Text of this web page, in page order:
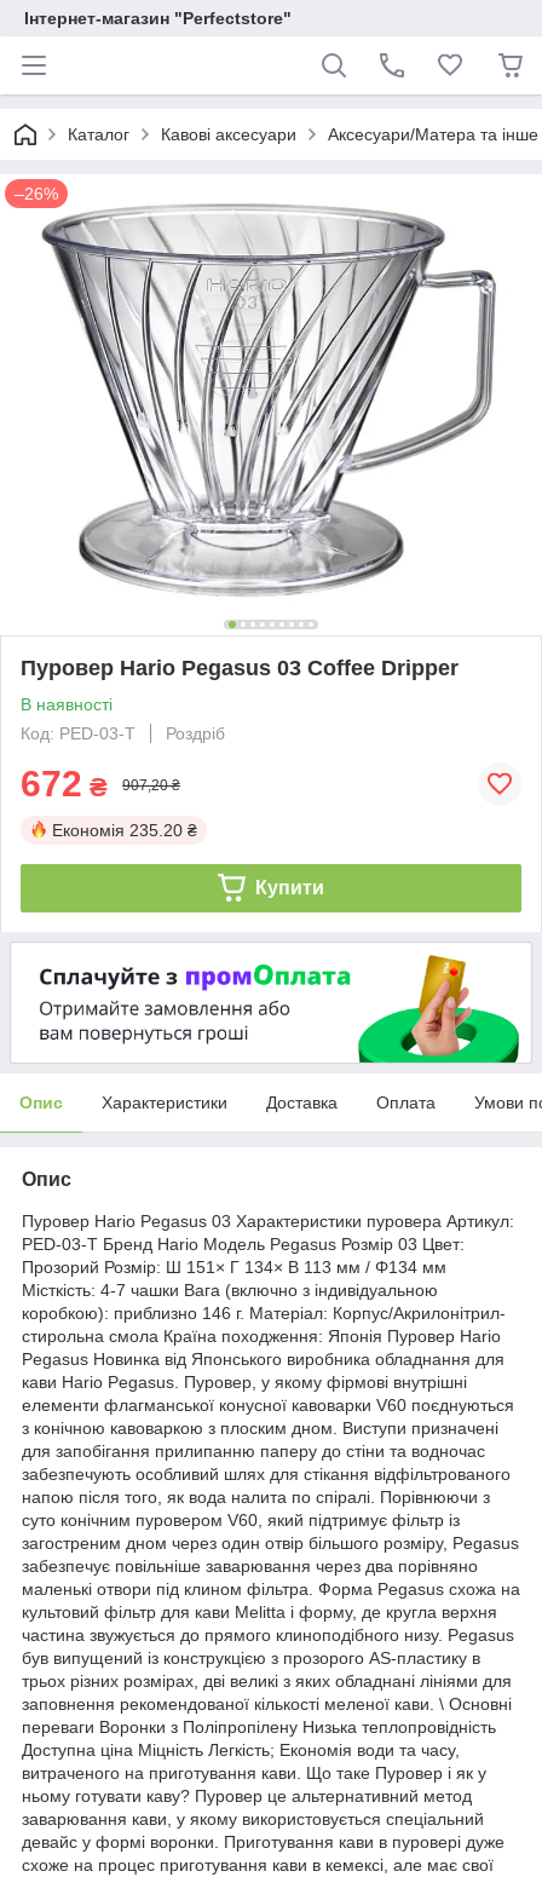
Інтернет-магазин "Perfectstore"
Каталог Кавові аксесуари Аксесуари/Матера та інше
–26%
Пуровер Hario Pegasus 03 Coffee Dripper
В наявності
Код: PED-03-T
Роздріб
672 ₴ 907,20 ₴
Економія 235.20 ₴
Купити
Опис Характеристики Доставка Оплата Умови
Опис
Пуровер Hario Pegasus 03 Характеристики пуровера Артикул:
PED-03-T Бренд Hario Модель Pegasus Розмір 03 Цвет:
Прозорий Розмір: Ш 151× Г 134× В 113 мм / Φ134 мм
Місткість: 4-7 чашки Вага (включно з індивідуальною
коробкою): приблизно 146 г. Матеріал: Корпус/Акрилонітрил-
стирольна смола Країна походження: Японія Пуровер Hario
Pegasus Новинка від Японського виробника обладнання для
кави Hario Pegasus. Пуровер, у якому фірмові внутрішні
елементи флагманської конусної кавоварки V60 поєднуються
з конічною кавоваркою з плоским дном. Виступи призначені
для запобігання прилипанню паперу до стіни та водночас
забезпечують особливий шлях для стікання відфільтрованого
напою після того, як вода налита по спіралі. Порівнюючи з
суто конічним пуровером V60, який підтримує фільтр із
загостреним дном через один отвір більшого розміру, Pegasus
забезпечує повільніше заварювання через два порівняно
маленькі отвори під клином фільтра. Форма Pegasus схожа на
культовий фільтр для кави Melitta і форму, де кругла верхня
частина звужується до прямого клиноподібного низу. Pegasus
був випущений із конструкцією з прозорого AS-пластику в
трьох різних розмірах, дві великі з яких обладнані лініями для
заповнення рекомендованої кількості меленої кави. \ Основні
переваги Воронки з Поліпропілену Низька теплопровідність
Доступна ціна Міцність Легкість; Економія води та часу,
витраченого на приготування кави. Що таке Пуровер і як у
ньому готувати каву? Пуровер це альтернативний метод
заварювання кави, у якому використовується спеціальний
девайс у формі воронки. Приготування кави в пуровері дуже
схоже на процес приготування кави в кемексі, але має свої